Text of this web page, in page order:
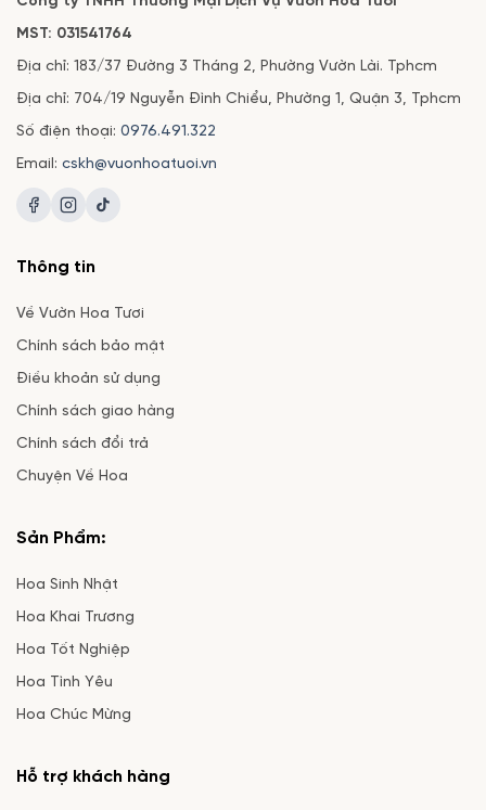
MST: 031541764
Địa chỉ: 183/37 Đường 3 Tháng 2, Phường Vườn Lài. Tphcm
Địa chỉ: 704/19 Nguyễn Đình Chiểu, Phường 1, Quận 3, Tphcm
Số điện thoại: 0976.491.322
Email: cskh@vuonhoatuoi.vn
Thông tin
Về Vườn Hoa Tươi
Chính sách bảo mật
Điều khoản sử dụng
Chính sách giao hàng
Chính sách đổi trả
Chuyện Về Hoa
Sản Phẩm:
Hoa Sinh Nhật
Hoa Khai Trương
Hoa Tốt Nghiệp
Hoa Tình Yêu
Hoa Chúc Mừng
Hỗ trợ khách hàng